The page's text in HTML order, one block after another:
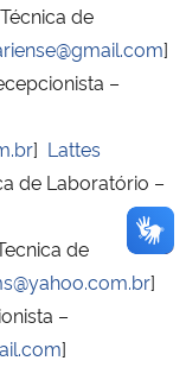
de
]
–
] Lattes
de Laboratório –
de
]
–
]